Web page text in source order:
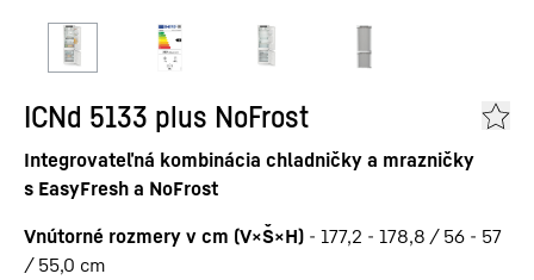
ICNd 5133 plus NoFrost
Integrovateľná kombinácia chladničky a mrazničky
s EasyFresh a NoFrost
Vnútorné rozmery v cm (V×Š×H) - 177,2 - 178,8 / 56 - 57
/ 55,0 cm